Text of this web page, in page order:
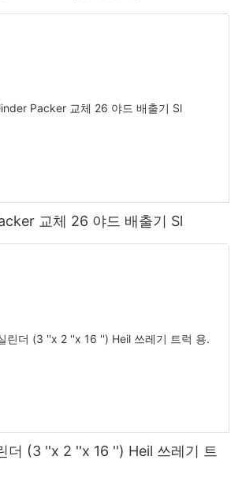
교체 26 야드 배출기 Sl
더 (3 ''x 2 ''x 16 '') Heil 쓰레기 트